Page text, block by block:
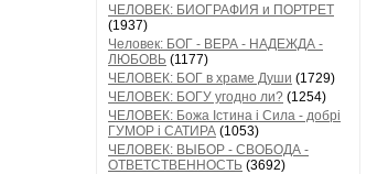
ЧЕЛОВЕК: БИОГРАФИЯ и ПОРТРЕТ
(1937)
Человек: БОГ - ВЕРА - НАДЕЖДА -
ЛЮБОВЬ (1177)
ЧЕЛОВЕК: БОГ в храме Души (1729)
ЧЕЛОВЕК: БОГУ угодно ли? (1254)
ЧЕЛОВЕК: Божа Істина і Сила - добрі
ГУМОР і САТИРА (1053)
ЧЕЛОВЕК: ВЫБОР - СВОБОДА -
ОТВЕТСТВЕННОСТЬ (3692)